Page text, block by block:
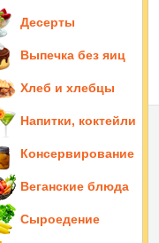
Десерты
Выпечка без яиц
Хлеб и хлебцы
Напитки, коктейли
Консервирование
Веганские блюда
Сыроедение